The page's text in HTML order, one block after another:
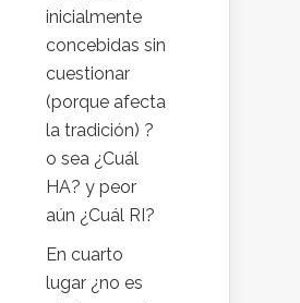
inicialmente
concebidas sin
cuestionar
(porque afecta
la tradición) ?
o sea ¿Cuál
HA? y peor
aún ¿Cuál RI?
En cuarto
lugar ¿no es